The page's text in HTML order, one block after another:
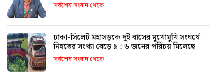
সর্বশেষ সংবাদ থেকে
ঢাকা-সিলেট মহাসড়কে দুই বাসের মুখোমুখি সংঘর্ষে
নিহতের সংখ্যা বেড়ে ৯ : ৬ জনের পরিচয় মিলেছে
সর্বশেষ সংবাদ থেকে